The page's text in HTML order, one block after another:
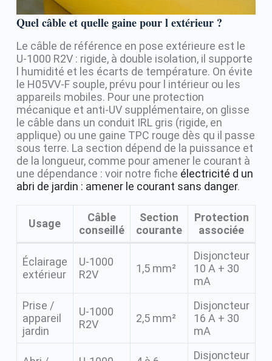
Quel câble et quelle gaine pour l extérieur ?
Le câble de référence en pose extérieure est le
U-1000 R2V : rigide, à double isolation, il supporte
l humidité et les écarts de température. On évite
le H05VV-F souple, prévu pour l intérieur ou les
appareils mobiles. Pour une protection
mécanique et anti-UV supplémentaire, on glisse
le câble dans un conduit IRL gris (rigide, en
applique) ou une gaine TPC rouge dès qu il passe
sous terre. La section dépend de la puissance et
de la longueur, comme pour amener le courant à
une dépendance : voir notre fiche électricité d un
abri de jardin : amener le courant sans danger.
Usage
Câble
conseillé
Section
courante
Protection
associée
Éclairage
extérieur
U-1000
R2V
1,5 mm²
Disjoncteur
10 A + 30
mA
Prise /
appareil
jardin
U-1000
R2V
2,5 mm²
Disjoncteur
16 A + 30
mA
Disjoncteur